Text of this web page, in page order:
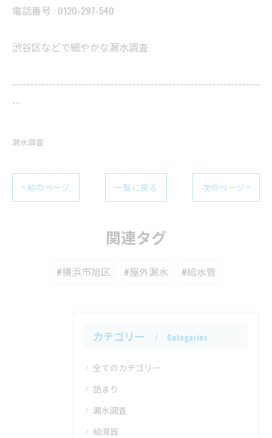
電話番号 : 0120-297-540
渋谷区などで細やかな漏水調査
--------------------------------------------------------------------
--
漏水調査
< 前のページ 一覧に戻る 次のページ >
関連タグ
#横浜市旭区 #屋外漏水 #給水管
カテゴリー Categories
全てのカテゴリー
詰まり
漏水調査
給湯器